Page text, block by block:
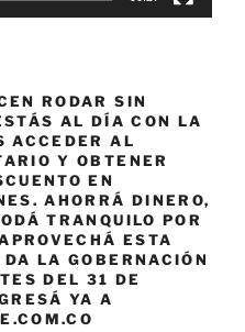
RODAR SIN
AL DÍA CON LA
ACCEDER AL
Y OBTENER
EN
AHORRÁ DINERO,
TRANQUILO POR
ESTA
LA GOBERNACIÓN
DEL 31 DE
YA A